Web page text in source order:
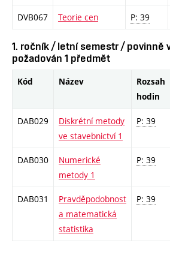
DVB067 Teorie cen P: 39
1. ročník / letní semestr / povinně
požadován 1 předmět
Kód Název
Rozsah
hodin
DAB029
Diskrétní metody
ve stavebnictví 1
P: 39
DAB030
Numerické
metody 1
P: 39
DAB031
Pravděpodobnost
a matematická
statistika
P: 39